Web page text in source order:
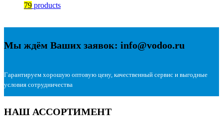
79 products
Мы ждём Ваших заявок: info@vodoo.ru
Гарантируем хорошую оптовую цену, качественный сервис и выгодные
условия сотрудничества
НАШ АССОРТИМЕНТ